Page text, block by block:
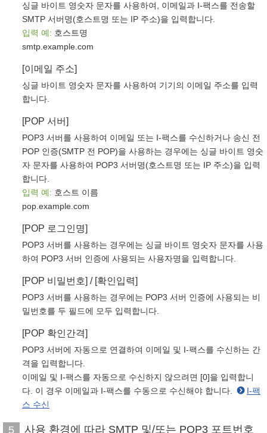
싱글 바이트 영숫자 문자를 사용하여, 이메일과 I-팩스를 전송할
SMTP 서버명(호스트명 또는 IP 주소)을 입력합니다.
입력 예: 호스트명
smtp.example.com
[이메일 주소]
싱글 바이트 영숫자 문자를 사용하여 기기의 이메일 주소를 입력
합니다.
[POP 서버]
POP3 서버를 사용하여 이메일 또는 I-팩스를 수신하거나 송신 전
POP 인증(SMTP 전 POP)을 사용하는 경우에는 싱글 바이트 영숫
자 문자를 사용하여 POP3 서버명(호스트명 또는 IP 주소)을 입력
합니다.
입력 예: 호스트 이름
pop.example.com
[POP 로그인명]
POP3 서버를 사용하는 경우에는 싱글 바이트 영숫자 문자를 사용
하여 POP3 서버 인증에 사용되는 사용자명을 입력합니다.
[POP 비밀번호] / [확인입력]
POP3 서버를 사용하는 경우에는 POP3 서버 인증에 사용되는 비
밀번호를 두 필드에 모두 입력합니다.
[POP 확인간격]
POP3 서버에 자동으로 연결하여 이메일 및 I-팩스를 수신하는 간
격을 입력합니다.
이메일 및 I-팩스를 자동으로 수신하지 않으려면 [0]을 입력합니
다. 이 경우 이메일과 I-팩스를 수동으로 수신해야 합니다.
I-팩
스 수신
5
사용 환경에 따라 SMTP 및/또는 POP3 포트번호